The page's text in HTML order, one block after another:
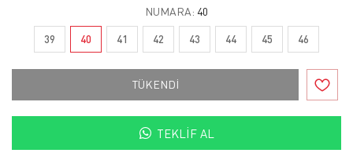
NUMARA: 40
39 40 41 42 43 44 45 46
TÜKENDİ
TEKLIF AL